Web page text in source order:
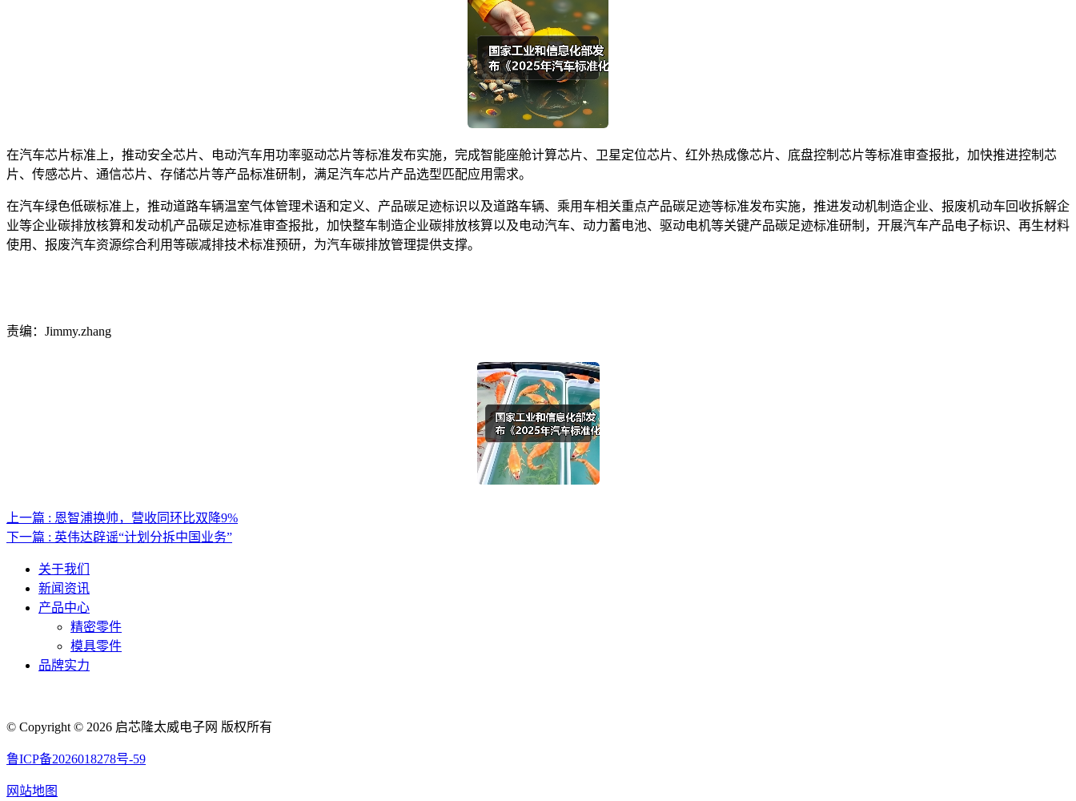
在汽车芯片标准上，推动安全芯片、电动汽车用功率驱动芯片等标准发布实施，完成智能座舱计算芯片、卫星定位芯片、红外热成像芯片、底盘控制芯片等标准审查报批，加快推进控制芯
片、传感芯片、通信芯片、存储芯片等产品标准研制，满足汽车芯片产品选型匹配应用需求。
在汽车绿色低碳标准上，推动道路车辆温室气体管理术语和定义、产品碳足迹标识以及道路车辆、乘用车相关重点产品碳足迹等标准发布实施，推进发动机制造企业、报废机动车回收拆解企
业等企业碳排放核算和发动机产品碳足迹标准审查报批，加快整车制造企业碳排放核算以及电动汽车、动力蓄电池、驱动电机等关键产品碳足迹标准研制，开展汽车产品电子标识、再生材料
使用、报废汽车资源综合利用等碳减排技术标准预研，为汽车碳排放管理提供支撑。
责编：Jimmy.zhang
上一篇 : 恩智浦换帅，营收同环比双降9%
下一篇 : 英伟达辟谣“计划分拆中国业务”
关于我们
新闻资讯
产品中心
精密零件
模具零件
品牌实力
© Copyright © 2026 启芯隆太威电子网 版权所有
鲁ICP备2026018278号-59
网站地图